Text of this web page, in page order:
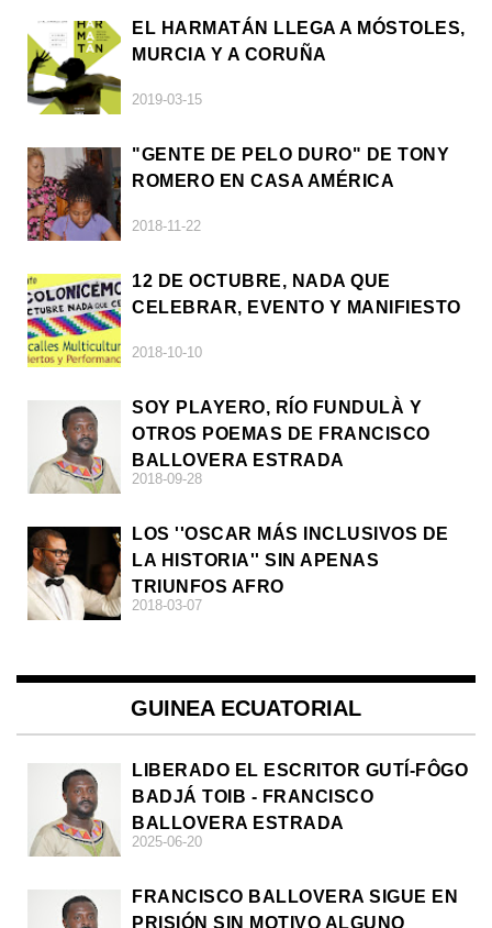
EL HARMATÁN LLEGA A MÓSTOLES,
MURCIA Y A CORUÑA
2019-03-15
"GENTE DE PELO DURO" DE TONY
ROMERO EN CASA AMÉRICA
2018-11-22
12 DE OCTUBRE, NADA QUE
CELEBRAR, EVENTO Y MANIFIESTO
2018-10-10
SOY PLAYERO, RÍO FUNDULÀ Y
OTROS POEMAS DE FRANCISCO
BALLOVERA ESTRADA
2018-09-28
LOS ''OSCAR MÁS INCLUSIVOS DE
LA HISTORIA'' SIN APENAS
TRIUNFOS AFRO
2018-03-07
GUINEA ECUATORIAL
LIBERADO EL ESCRITOR GUTÍ-FÔGO
BADJÁ TOIB - FRANCISCO
BALLOVERA ESTRADA
2025-06-20
FRANCISCO BALLOVERA SIGUE EN
PRISIÓN SIN MOTIVO ALGUNO